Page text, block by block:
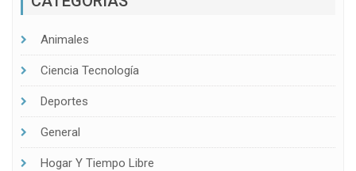
Animales
Ciencia Tecnología
Deportes
General
Hogar Y Tiempo Libre